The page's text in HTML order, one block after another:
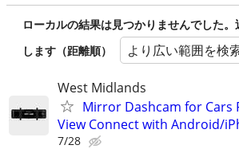
ローカルの結果は見つかりませんでした
します（距離順）
より広い範囲を検
West Midlands
Mirror Dashcam for Cars
View Connect with Android/
7/28